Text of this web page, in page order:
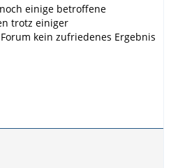
einige betroffene
trotz einiger
kein zufriedenes Ergebnis